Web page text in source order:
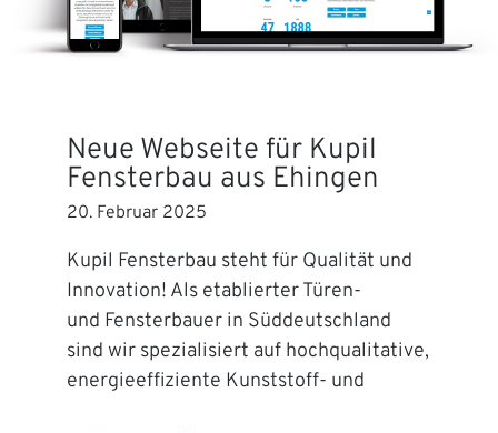
Neue Webseite für Kupil
Fensterbau aus Ehingen
20. Februar 2025
Kupil Fensterbau steht für Qualität und
Innovation! Als etablierter Türen-
und Fensterbauer in Süddeutschland
sind wir spezialisiert auf hochqualitative,
energieeffiziente Kunststoff- und